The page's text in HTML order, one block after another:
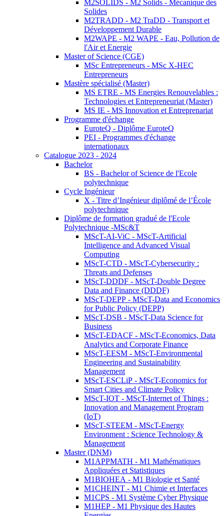
M2SOLIDS - M2 Solids - Mécanique des
Solides
M2TRADD - M2 TraDD - Transport et
Développement Durable
M2WAPE - M2 WAPE - Eau, Pollution de
l'Air et Energie
Master of Science (CGE)
MSc Entrepreneurs - MSc X-HEC
Entrepreneurs
Mastère spécialisé (Master)
MS ETRE - MS Energies Renouvelables :
Technologies et Entrepreneuriat (Master)
MS IE - MS Innovation et Entreprenariat
Programme d'échange
EuroteQ - Diplôme EuroteQ
PEI - Programmes d'échange
internationaux
Catalogue 2023 - 2024
Bachelor
BS - Bachelor of Science de l'Ecole
polytechnique
Cycle Ingénieur
X - Titre d’Ingénieur diplômé de l’École
polytechnique
Diplôme de formation gradué de l'Ecole
Polytechnique -MSc&T
MScT-AI-ViC - MScT-Artificial
Intelligence and Advanced Visual
Computing
MScT-CTD - MScT-Cybersecurity :
Threats and Defenses
MScT-DDDF - MScT-Double Degree
Data and Finance (DDDF)
MScT-DEPP - MScT-Data and Economics
for Public Policy (DEPP)
MScT-DSB - MScT-Data Science for
Business
MScT-EDACF - MScT-Economics, Data
Analytics and Corporate Finance
MScT-EESM - MScT-Environmental
Engineering and Sustainability
Management
MScT-ESCLiP - MScT-Economics for
Smart Cities and Climate Policy
MScT-IOT - MScT-Internet of Things :
Innovation and Management Program
(IoT)
MScT-STEEM - MScT-Energy
Environment : Science Technology &
Management
Master (DNM)
M1APPMATH - M1 Mathématiques
Appliquées et Statistiques
M1BIOHEA - M1 Biologie et Santé
M1CHEINT - M1 Chimie et Interfaces
M1CPS - M1 Système Cyber Physique
M1HEP - M1 Physique des Hautes